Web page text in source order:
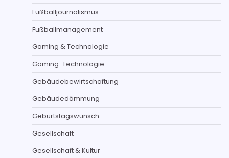
Fußballjournalismus
Fußballmanagement
Gaming & Technologie
Gaming-Technologie
Gebäudebewirtschaftung
Gebäudedämmung
Geburtstagswünsch
Gesellschaft
Gesellschaft & Kultur